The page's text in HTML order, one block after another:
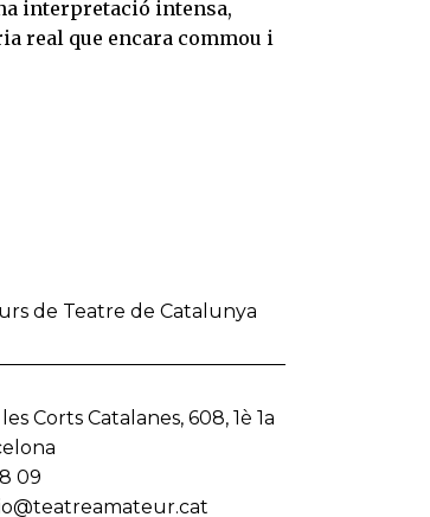
interpretació intensa,
real que encara commou i
de Teatre de Catalunya
Corts Catalanes, 608, 1è 1a
09